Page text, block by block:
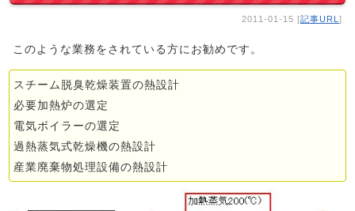
2011-01-15 [記事URL ]
このような業務をされている方にお勧めです。
スチーム脱臭乾燥装置の熱設計
必要加熱炉の選定
電気ボイラーの選定
過熱蒸気式乾燥機の熱設計
産業廃棄物処理設備の熱設計